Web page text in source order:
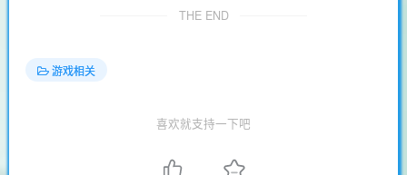
THE END
游戏相关
喜欢就支持一下吧